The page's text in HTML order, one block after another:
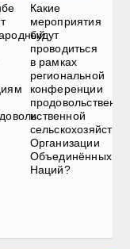
Какие
мероприятия
будут
проводиться
в рамках
региональной
конференции
и
Организации
Объединённых
Наций?